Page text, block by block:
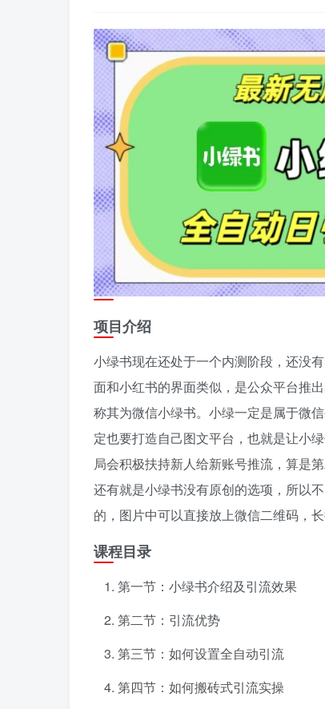
项目介绍
小绿书现在还处于一个内测阶段，还没
面和小红书的界面类似，是公众平台推
称其为微信小绿书。小绿一定是属于微
定也要打造自己图文平台，也就是让小
局会积极扶持新人给新账号推流，算是
还有就是小绿书没有原创的选项，所以
的，图片中可以直接放上微信二维码，
课程目录
第一节：小绿书介绍及引流效果
第二节：引流优势
第三节：如何设置全自动引流
第四节：如何搬砖式引流实操